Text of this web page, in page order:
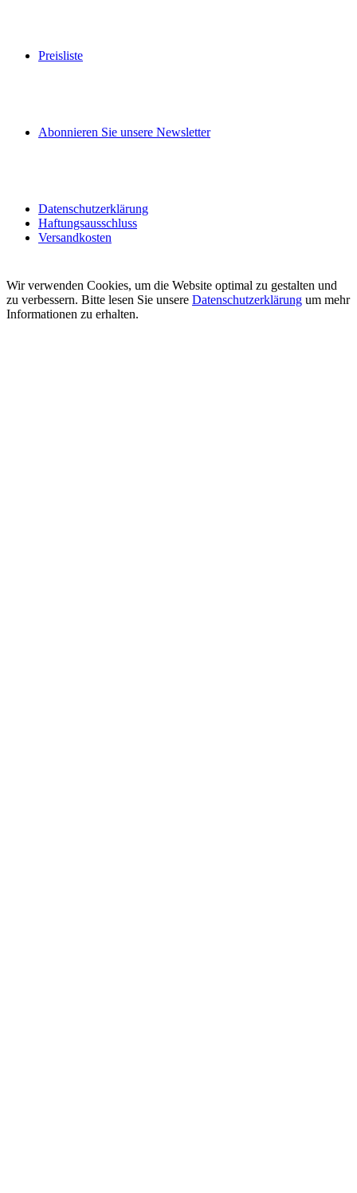
Preisliste
Abonnieren Sie unsere Newsletter
Datenschutzerklärung
Haftungsausschluss
Versandkosten
Wir verwenden Cookies, um die Website optimal zu gestalten und
zu verbessern. Bitte lesen Sie unsere Datenschutzerklärung um mehr
Informationen zu erhalten.